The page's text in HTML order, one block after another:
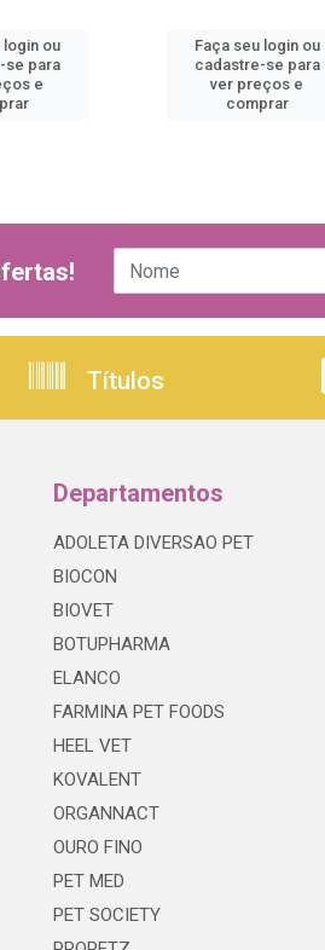
login ou
se para
e
Faça seu login ou
cadastre-se para
ver preços e
comprar
Títulos
Departamentos
ADOLETA DIVERSAO PET
BIOCON
BIOVET
BOTUPHARMA
ELANCO
FARMINA PET FOODS
HEEL VET
KOVALENT
ORGANNACT
OURO FINO
PET MED
PET SOCIETY